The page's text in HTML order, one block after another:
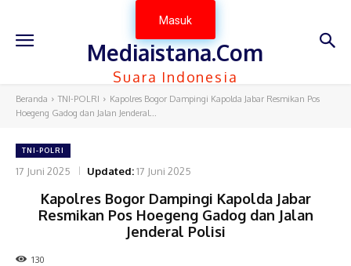
Masuk
Mediaistana.Com
Suara Indonesia
Beranda TNI-POLRI
Kapolres Bogor Dampingi Kapolda Jabar Resmikan Pos
Hoegeng Gadog dan Jalan Jenderal...
TNI-POLRI
17 Juni 2025 Updated:17 Juni 2025
Kapolres Bogor Dampingi Kapolda Jabar
Resmikan Pos Hoegeng Gadog dan Jalan
Jenderal Polisi
130